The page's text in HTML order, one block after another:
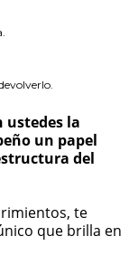
ustedes la
un papel
del
te
que brilla en